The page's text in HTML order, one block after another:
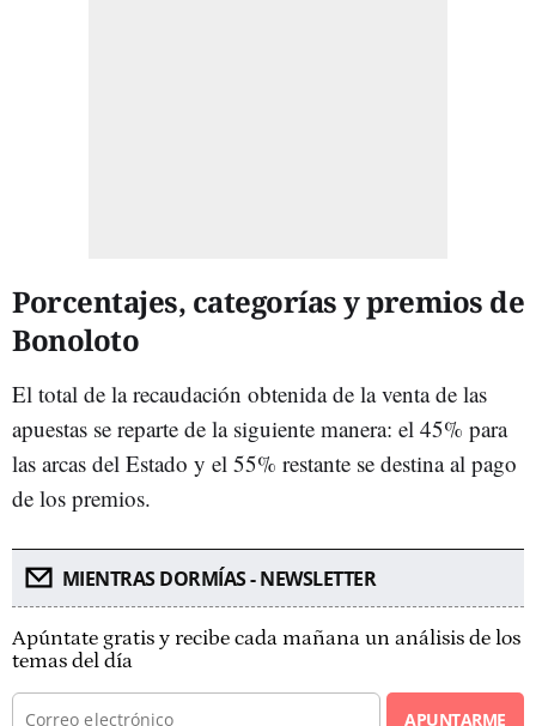
Porcentajes, categorías y premios de
Bonoloto
El total de la recaudación obtenida de la venta de las
apuestas se reparte de la siguiente manera: el 45% para
las arcas del Estado y el 55% restante se destina al pago
de los premios.
MIENTRAS DORMÍAS - NEWSLETTER
Apúntate gratis y recibe cada mañana un análisis de los
temas del día
APUNTARME